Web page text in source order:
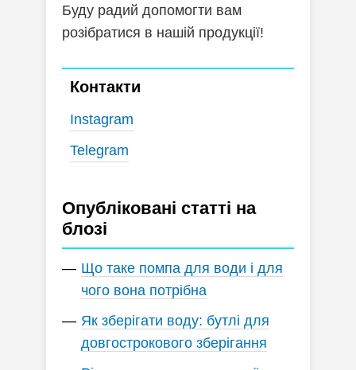
Буду радий допомогти вам
розібратися в нашій продукції!
Контакти
Instagram
Telegram
Опубліковані статті на
блозі
Що таке помпа для води і для
чого вона потрібна
Як зберігати воду: бутлі для
довгострокового зберігання